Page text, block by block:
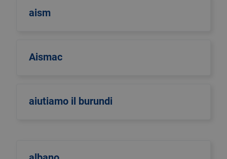
aism
Aismac
aiutiamo il burundi